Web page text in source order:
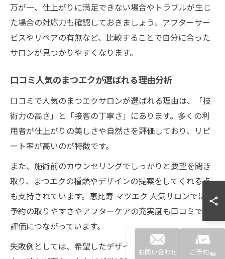
万が一、仕上がりに満足できない場合やトラブルが生じ
た場合の対応力も確認しておきましょう。アフターサー
ビスやリペアの有無など、比較することで自分に合った
サロンが見つかりやすくなります。
口コミ人気のまつエクが選ばれる理由分析
口コミで人気のまつエクサロンが選ばれる理由は、「技
術力の高さ」と「接客の丁寧さ」にあります。多くの利
用者が仕上がりの美しさや自然さを評価しており、リピ
ート率が高いのが特徴です。
また、施術前のカウンセリングでしっかりと要望を聞き
取り、まつエクの種類やデザインの提案をしてくれる点
も支持されています。恵比寿 マツエク 人気サロンでは、
予約の取りやすさやアフターケアの充実度も口コミで高
評価につながっています。
失敗例としては、希望したデザインと仕上がりが異なっ
お問い合わせ ご予約